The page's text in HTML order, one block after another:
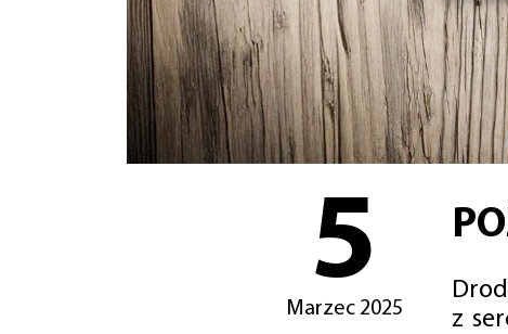
5
Marzec 2025
z